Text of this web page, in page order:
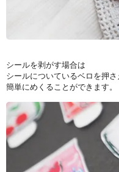
シールを剥がす場合は
シールについているベロを押さ
簡単にめくることができます。